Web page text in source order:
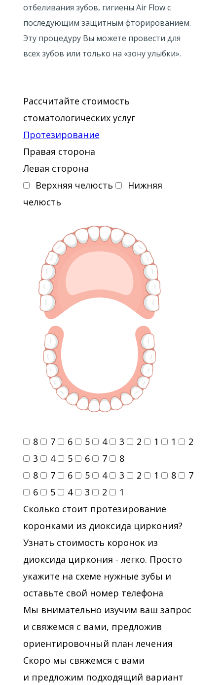
отбеливания зубов, гигиены Air Flow с
последующим защитным фторированием.
Эту процедуру Вы можете провести для
всех зубов или только на «зону улыбки».
Рассчитайте стоимость
стоматологических услуг
Протезирование
Правая сторона
Левая сторона
Верхняя челюсть
Нижняя
челюсть
8 7 6 5 4 3 2 1 1
2
3
4 5 6 7
8
8
7 6 5 4 3 2 1 8
7
6
5 4 3 2
1
Сколько стоит протезирование
коронками из диоксида циркония?
Узнать стоимость коронок из
диоксида циркония - легко. Просто
укажите на схеме нужные зубы и
оставьте свой номер телефона
Мы внимательно изучим ваш запрос
и свяжемся с вами, предложив
ориентировочный план лечения
Скоро мы свяжемся с вами
и предложим подходящий вариант